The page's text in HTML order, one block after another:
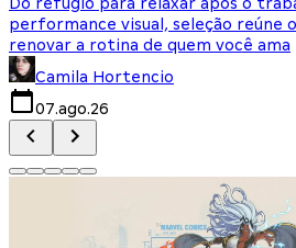
performance visual, seleção reúne
renovar a rotina de quem você ama
Camila Hortencio
07.ago.26